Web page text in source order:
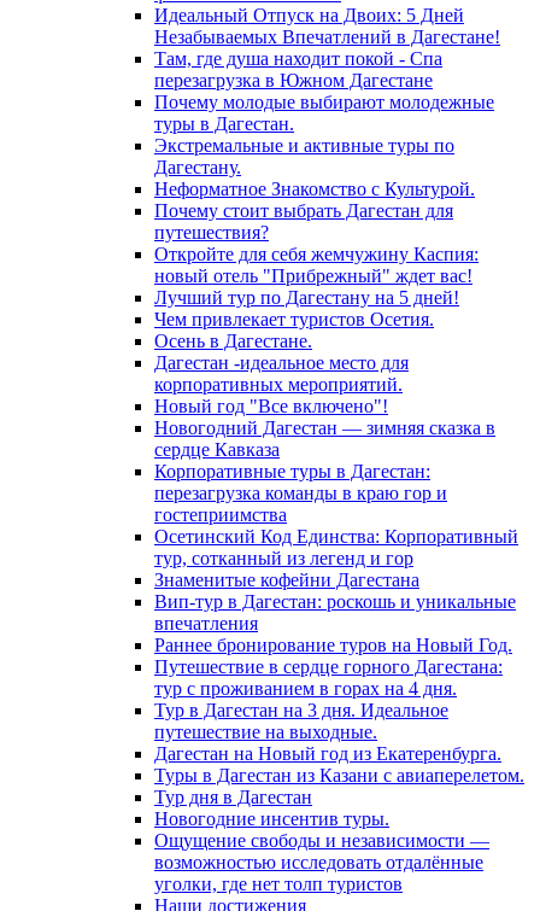
Идеальный Отпуск на Двоих: 5 Дней
Незабываемых Впечатлений в Дагестане!
Там, где душа находит покой - Спа
перезагрузка в Южном Дагестане
Почему молодые выбирают молодежные
туры в Дагестан.
Экстремальные и активные туры по
Дагестану.
Неформатное Знакомство с Культурой.
Почему стоит выбрать Дагестан для
путешествия?
Откройте для себя жемчужину Каспия:
новый отель "Прибрежный" ждет вас!
Лучший тур по Дагестану на 5 дней!
Чем привлекает туристов Осетия.
Осень в Дагестане.
Дагестан -идеальное место для
корпоративных мероприятий.
Новый год "Все включено"!
Новогодний Дагестан — зимняя сказка в
сердце Кавказа
Корпоративные туры в Дагестан:
перезагрузка команды в краю гор и
гостеприимства
Осетинский Код Единства: Корпоративный
тур, сотканный из легенд и гор
Знаменитые кофейни Дагестана
Вип-тур в Дагестан: роскошь и уникальные
впечатления
Раннее бронирование туров на Новый Год.
Путешествие в сердце горного Дагестана:
тур с проживанием в горах на 4 дня.
Тур в Дагестан на 3 дня. Идеальное
путешествие на выходные.
Дагестан на Новый год из Екатеренбурга.
Туры в Дагестан из Казани с авиаперелетом.
Тур дня в Дагестан
Новогодние инсентив туры.
Ощущение свободы и независимости —
возможностью исследовать отдалённые
уголки, где нет толп туристов
Наши достижения